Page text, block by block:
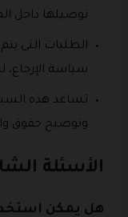
توصيلها داخل
الطلبات التي
سياسة الإرجاع،
تساعد هذه
وتوضيح حقوق
الأسئلة
هل يمكن